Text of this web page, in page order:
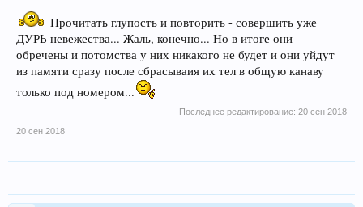
Прочитать глупость и повторить - совершить уже
ДУРЬ невежества... Жаль, конечно... Но в итоге они
обречены и потомства у них никакого не будет и они уйдут
из памяти сразу после сбрасываия их тел в общую канаву
только под номером...
Последнее редактирование: 20 сен 2018
20 сен 2018